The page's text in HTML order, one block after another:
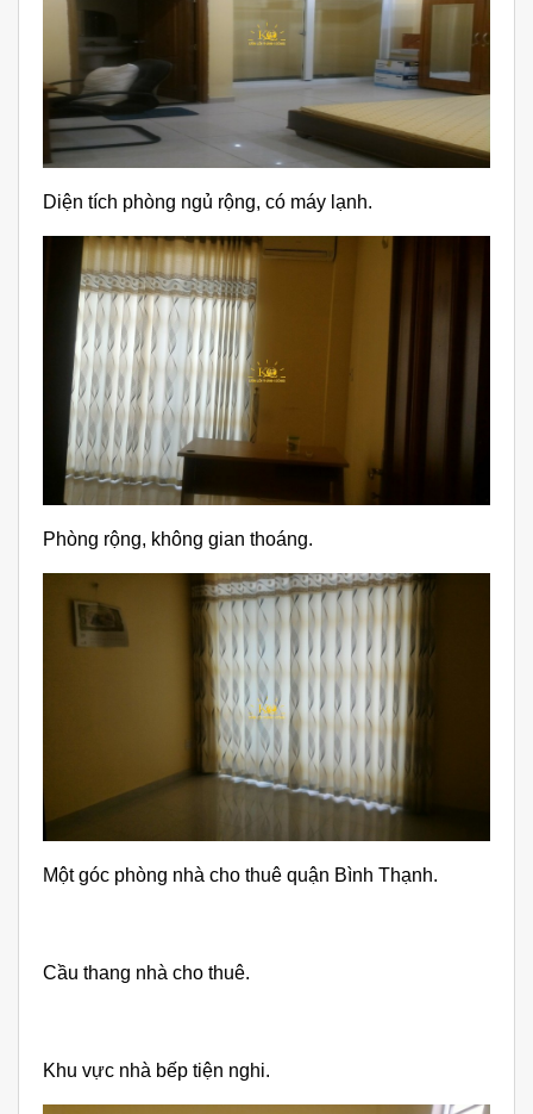
Diện tích phòng ngủ rộng, có máy lạnh.
Phòng rộng, không gian thoáng.
Một góc phòng nhà cho thuê quận Bình Thạnh.
Cầu thang nhà cho thuê.
Khu vực nhà bếp tiện nghi.